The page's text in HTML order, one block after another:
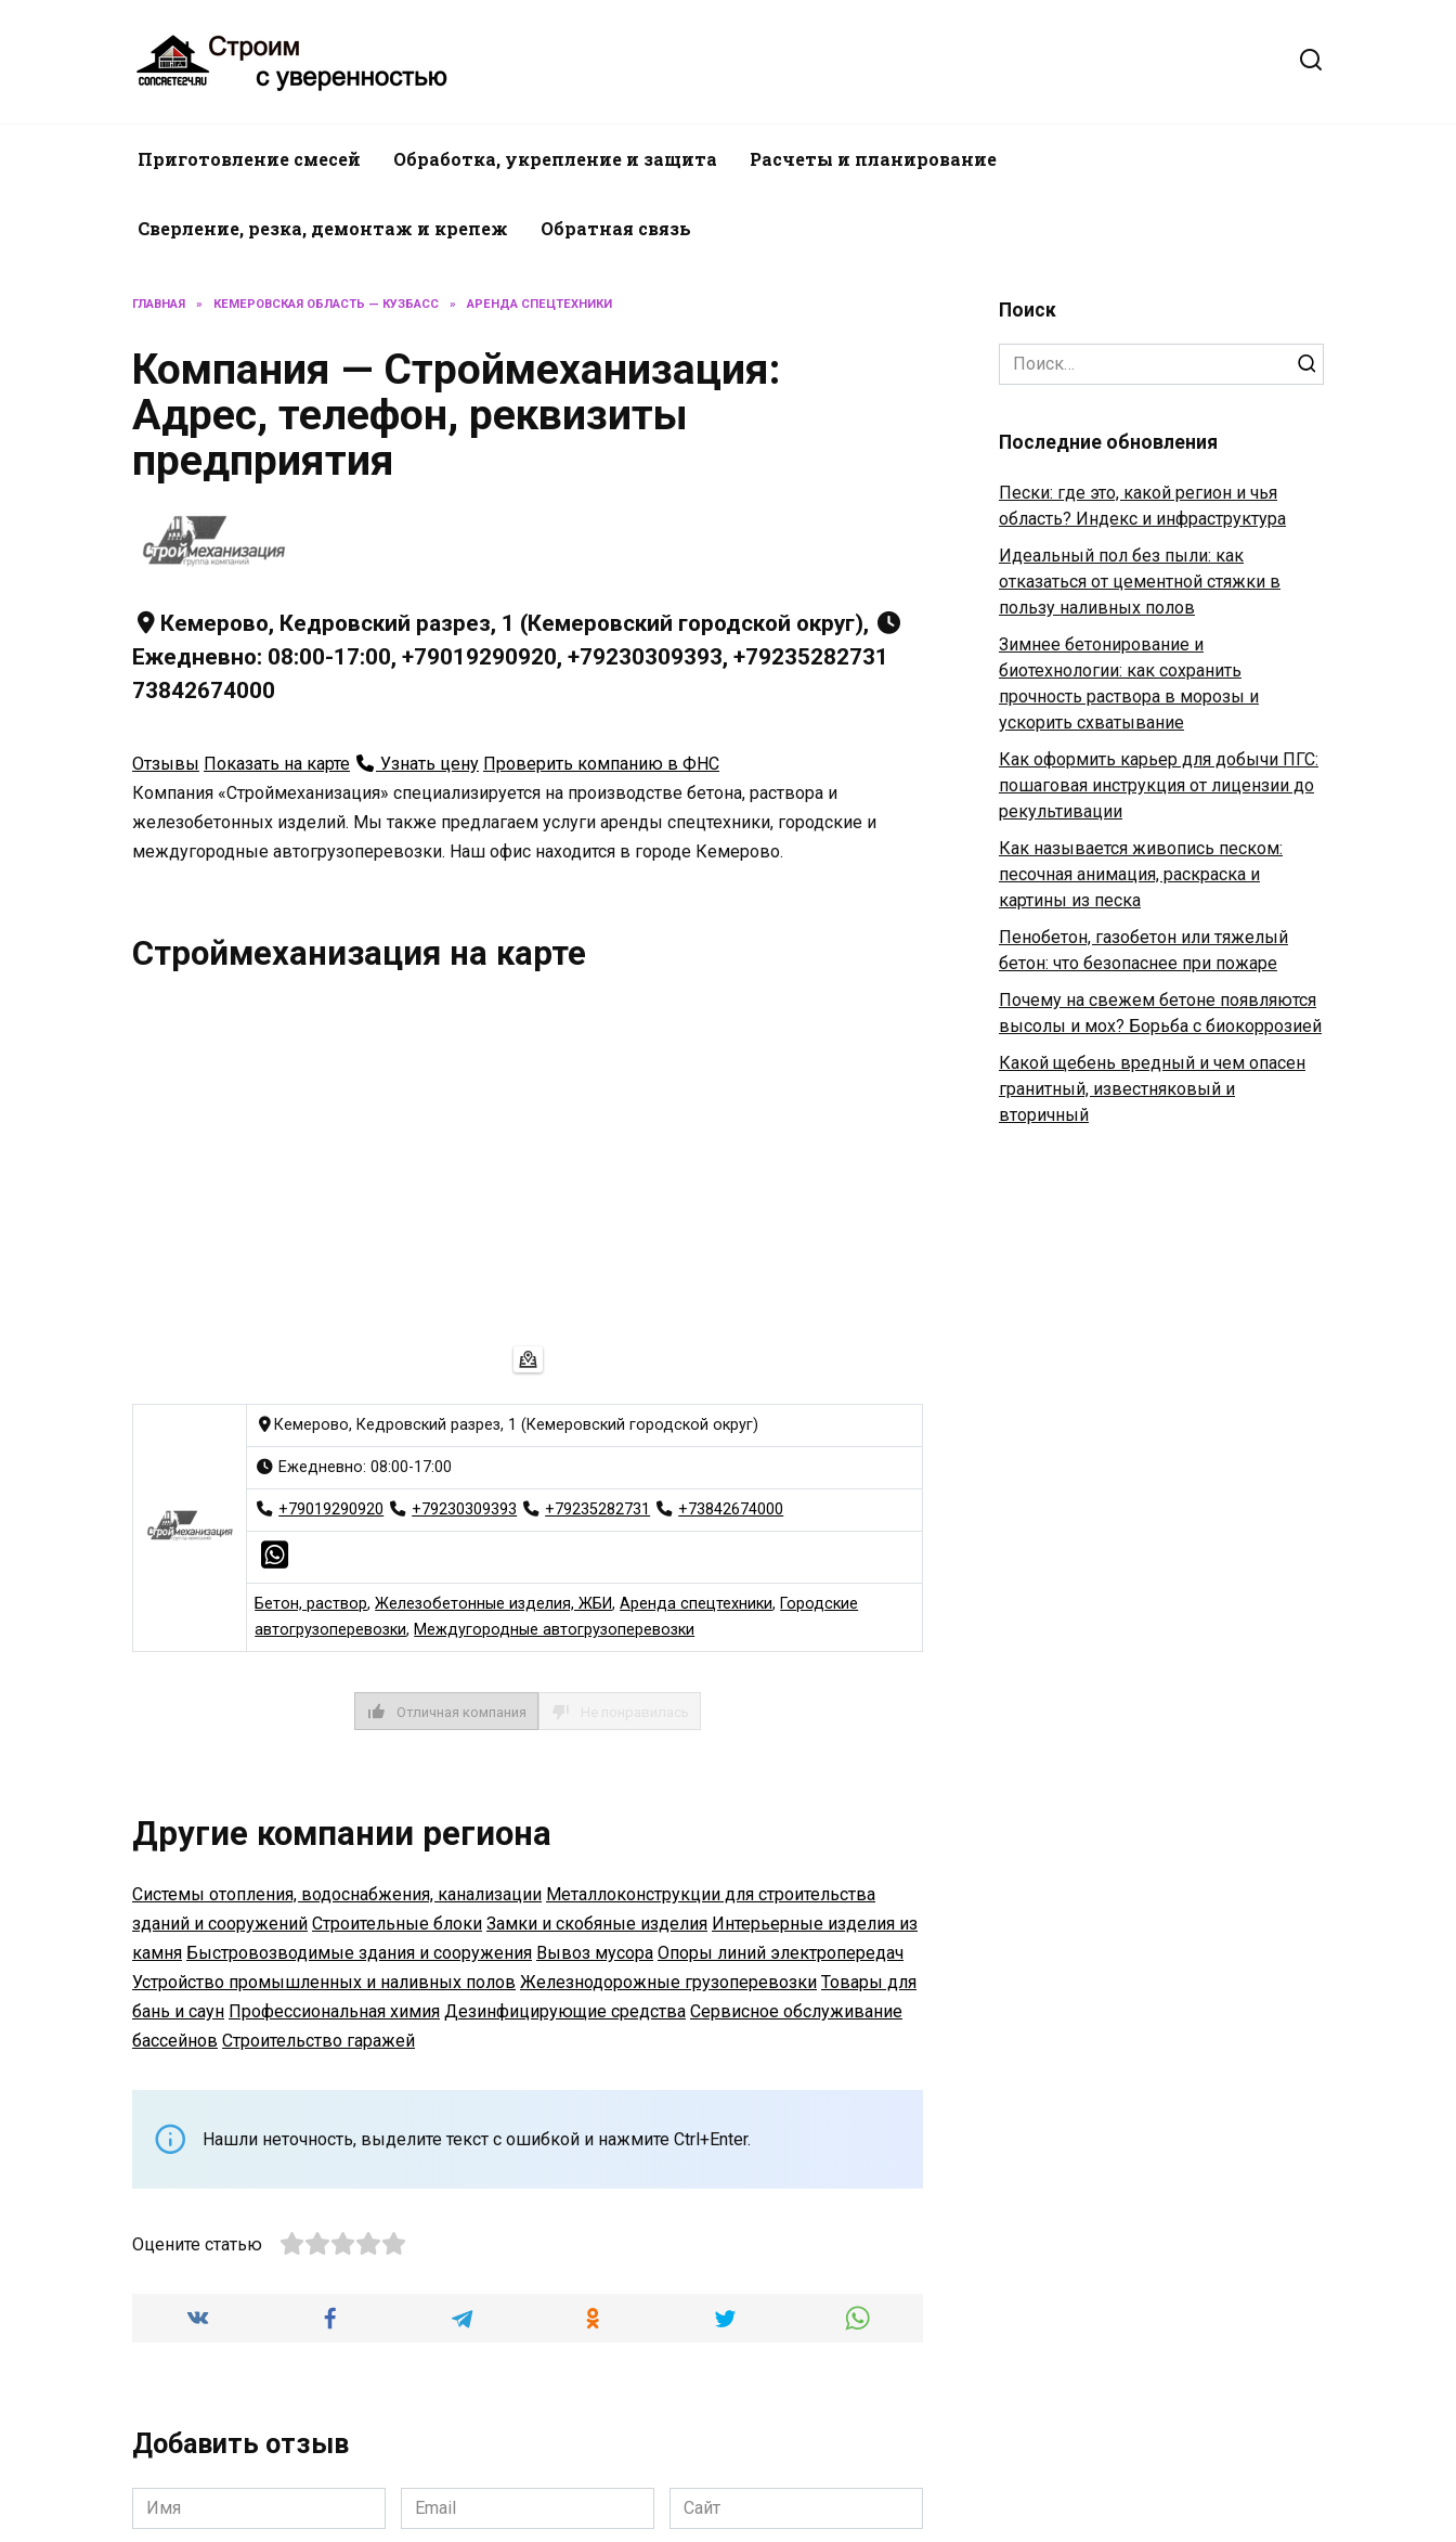
Приготовление смесей Обработка, укрепление и защита Расчеты и планирование
Сверление, резка, демонтаж и крепеж Обратная связь
ГЛАВНАЯ » КЕМЕРОВСКАЯ ОБЛАСТЬ — КУЗБАСС » АРЕНДА СПЕЦТЕХНИКИ
Компания — Строймеханизация:
Адрес, телефон, реквизиты
предприятия
Кемерово, Кедровский разрез, 1 (Кемеровский городской округ),
Ежедневно: 08:00-17:00, +79019290920, +79230309393, +79235282731
73842674000
Отзывы Показать на карте Узнать цену Проверить компанию в ФНС
Компания «Строймеханизация» специализируется на производстве бетона, раствора и
железобетонных изделий. Мы также предлагаем услуги аренды спецтехники, городские и
междугородные автогрузоперевозки. Наш офис находится в городе Кемерово.
Строймеханизация на карте
Кемерово, Кедровский разрез, 1 (Кемеровский городской округ)
Ежедневно: 08:00-17:00
+79019290920 +79230309393 +79235282731 +73842674000
Бетон, раствор,Железобетонные изделия, ЖБИ,Аренда спецтехники, Городские
автогрузоперевозки, Междугородные автогрузоперевозки
Отличная компания
Другие компании региона
Системы отопления, водоснабжения, канализации Металлоконструкции для строительства
зданий и сооружений Строительные блоки Замки и скобяные изделия Интерьерные изделия из
камня Быстровозводимые здания и сооружения Вывоз мусора Опоры линий электропередач
Устройство промышленных и наливных полов Железнодорожные грузоперевозки Товары для
бань и саун Профессиональная химия Дезинфицирующие средства Сервисное обслуживание
бассейнов Строительство гаражей
Нашли неточность, выделите текст с ошибкой и нажмите Ctrl+Enter.
Оцените статью
Добавить отзыв
Имя
*
Email
*
Сайт
Поиск
Search
for:
Последние обновления
Пески: где это, какой регион и чья
область? Индекс и инфраструктура
Идеальный пол без пыли: как
отказаться от цементной стяжки в
пользу наливных полов
Зимнее бетонирование и
биотехнологии: как сохранить
прочность раствора в морозы и
ускорить схватывание
Как оформить карьер для добычи ПГС:
пошаговая инструкция от лицензии до
рекультивации
Как называется живопись песком:
песочная анимация, раскраска и
картины из песка
Пенобетон, газобетон или тяжелый
бетон: что безопаснее при пожаре
Почему на свежем бетоне появляются
высолы и мох? Борьба с биокоррозией
Какой щебень вредный и чем опасен
гранитный, известняковый и
вторичный